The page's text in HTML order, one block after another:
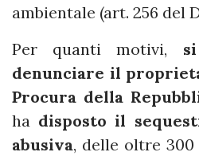
ambientale (art. 256 del
Per quanti motivi, si
denunciare il
Procura della
ha disposto il
abusiva, delle oltre